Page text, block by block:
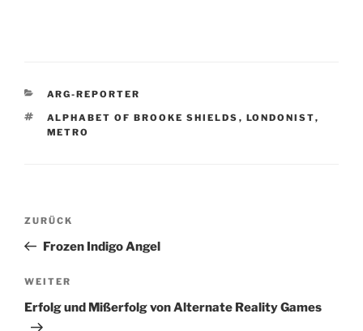
KATEGORIEN
ARG-REPORTER
SCHLAGWÖRTER
ALPHABET OF BROOKE SHIELDS , LONDONIST,
METRO
Beitragsnavigation
Vorheriger
Beitrag
ZURÜCK
Frozen Indigo Angel
Nächster
Beitrag
WEITER
Erfolg und Mißerfolg von Alternate Reality Games